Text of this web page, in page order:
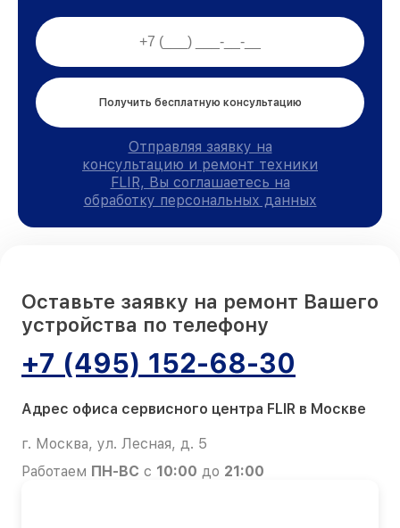
Получить бесплатную консультацию
Отправляя заявку на
консультацию и ремонт техники
FLIR, Вы соглашаетесь на
обработку персональных данных
Оставьте заявку на ремонт Вашего
устройства по телефону
+7 (495) 152-68-30
Адрес офиса сервисного центра FLIR в Москве
г. Москва, ул. Лесная, д. 5
Работаем ПН-ВС с 10:00 до 21:00